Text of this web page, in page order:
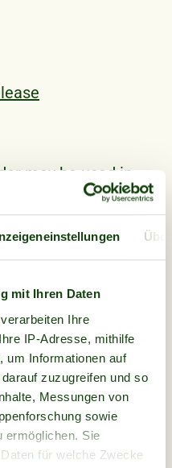
mit Ihren Daten
verarbeiten Ihre
IP-Adresse, mithilfe
um Informationen auf
zuzugreifen und so
Messungen von
sowie
ermöglichen. Sie
für welche Zwecke
may be used in
on the image
the
helps the
participants for
Bergwald. Thank